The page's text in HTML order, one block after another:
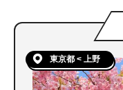
東京都 < 上野